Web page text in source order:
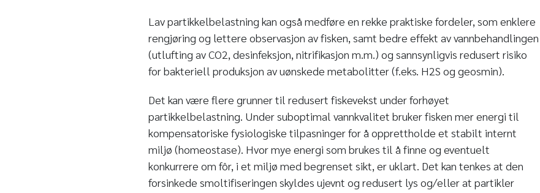
Lav partikkelbelastning kan også medføre en rekke praktiske fordeler, som enklere
rengjøring og lettere observasjon av fisken, samt bedre effekt av vannbehandlingen
(utlufting av CO2, desinfeksjon, nitrifikasjon m.m.) og sannsynligvis redusert risiko
for bakteriell produksjon av uønskede metabolitter (f.eks. H2S og geosmin).
Det kan være flere grunner til redusert fiskevekst under forhøyet
partikkelbelastning. Under suboptimal vannkvalitet bruker fisken mer energi til
kompensatoriske fysiologiske tilpasninger for å opprettholde et stabilt internt
miljø (homeostase). Hvor mye energi som brukes til å finne og eventuelt
konkurrere om fôr, i et miljø med begrenset sikt, er uklart. Det kan tenkes at den
forsinkede smoltifiseringen skyldes ujevnt og redusert lys og/eller at partikler